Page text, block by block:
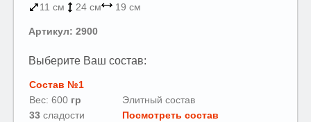
11 см 24 см 19 см
Артикул: 2900
Выберите Ваш состав:
Состав №1
Вес: 600 гр
Элитный состав
33 сладости Посмотреть состав